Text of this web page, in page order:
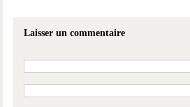
Laisser un commentaire